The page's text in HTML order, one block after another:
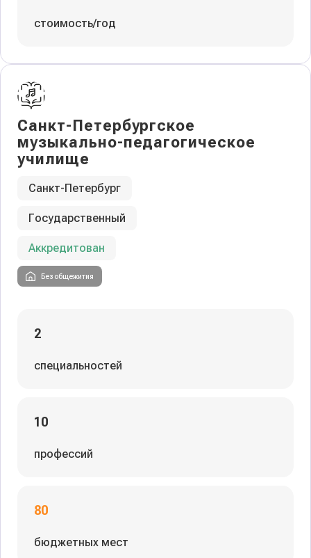
стоимость/год
Санкт-Петербургское
музыкально-педагогическое
училище
Санкт-Петербург
Государственный
Аккредитован
Без общежития
2
специальностей
10
профессий
80
бюджетных мест